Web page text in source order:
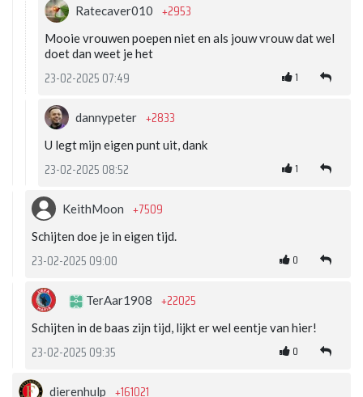
Ratecaver010 +2953
Mooie vrouwen poepen niet en als jouw vrouw dat wel
doet dan weet je het
23-02-2025 07:49 1
dannypeter +2833
U legt mijn eigen punt uit, dank
23-02-2025 08:52 1
KeithMoon +7509
Schijten doe je in eigen tijd.
23-02-2025 09:00 0
TerAar1908 +22025
Schijten in de baas zijn tijd, lijkt er wel eentje van hier!
23-02-2025 09:35 0
dierenhulp +161021